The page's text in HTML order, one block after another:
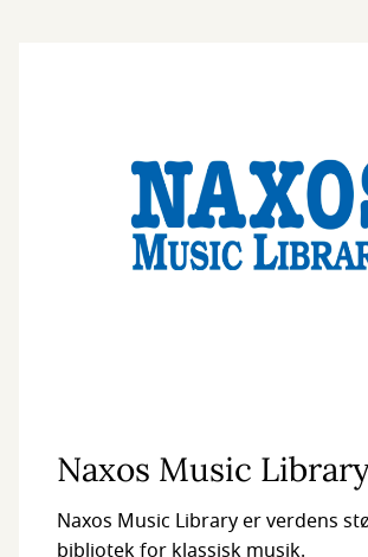
Naxos Music
Naxos Music Library er verdens
bibliotek for klassisk musik.